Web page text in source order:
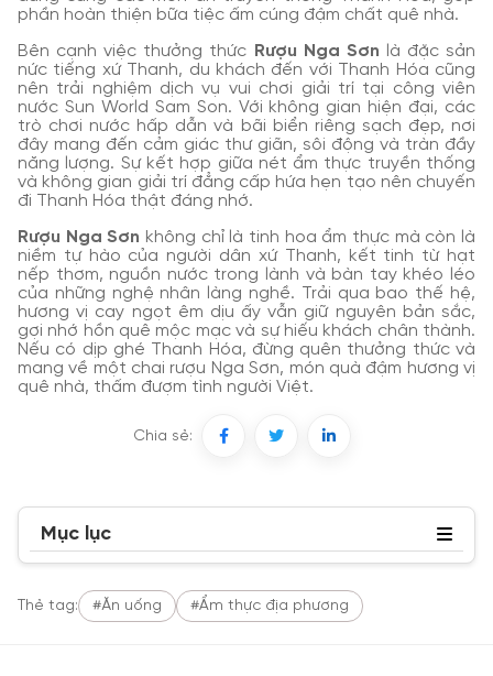
phần hoàn thiện bữa tiệc ấm cúng đậm chất quê nhà.
Bên cạnh việc thưởng thức Rượu Nga Sơn là đặc sản
nức tiếng xứ Thanh, du khách đến với Thanh Hóa cũng
nên trải nghiệm dịch vụ vui chơi giải trí tại công viên
nước Sun World Sam Son. Với không gian hiện đại, các
trò chơi nước hấp dẫn và bãi biển riêng sạch đẹp, nơi
đây mang đến cảm giác thư giãn, sôi động và tràn đầy
năng lượng. Sự kết hợp giữa nét ẩm thực truyền thống
và không gian giải trí đẳng cấp hứa hẹn tạo nên chuyến
đi Thanh Hóa thật đáng nhớ.
Rượu Nga Sơn không chỉ là tinh hoa ẩm thực mà còn là
niềm tự hào của người dân xứ Thanh, kết tinh từ hạt
nếp thơm, nguồn nước trong lành và bàn tay khéo léo
của những nghệ nhân làng nghề. Trải qua bao thế hệ,
hương vị cay ngọt êm dịu ấy vẫn giữ nguyên bản sắc,
gợi nhớ hồn quê mộc mạc và sự hiếu khách chân thành.
Nếu có dịp ghé Thanh Hóa, đừng quên thưởng thức và
mang về một chai rượu Nga Sơn, món quà đậm hương vị
quê nhà, thấm đượm tình người Việt.
Chia sẻ:
Mục lục
Thẻ tag: #Ăn uống #Ẩm thực địa phương